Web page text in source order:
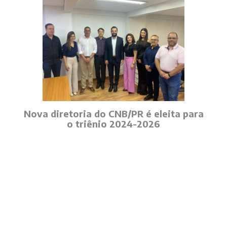
Nova diretoria do CNB/PR é eleita para
o triênio 2024-2026